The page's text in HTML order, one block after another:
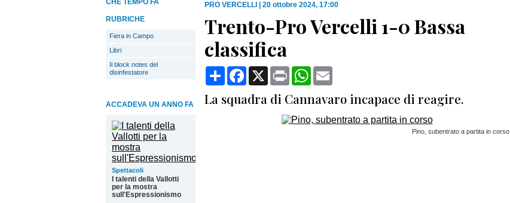
CHE TEMPO FA
RUBRICHE
Fiera in Campo
Libri
Il block notes del
disinfestatore
ACCADEVA UN ANNO FA
Spettacoli
I talenti della Vallotti
per la mostra
sull'Espressionismo
PRO VERCELLI 20 ottobre 2024, 17:00
Trento-Pro Vercelli 1-0 Bassa
classifica
CondividiFacebook
X Print WhatsApp
La squadra di Cannavaro incapace di reagire.
Pino, subentrato a partita in corso